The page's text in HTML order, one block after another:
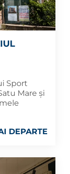
Sport
Mare și
DEPARTE